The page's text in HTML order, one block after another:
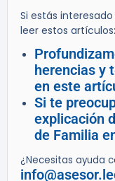
Si estás
leer estos artículos:
herencias y
en este
Si te
explicación
de Familia
¿Necesitas ayuda